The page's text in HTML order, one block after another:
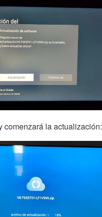
comenzará la actualización: